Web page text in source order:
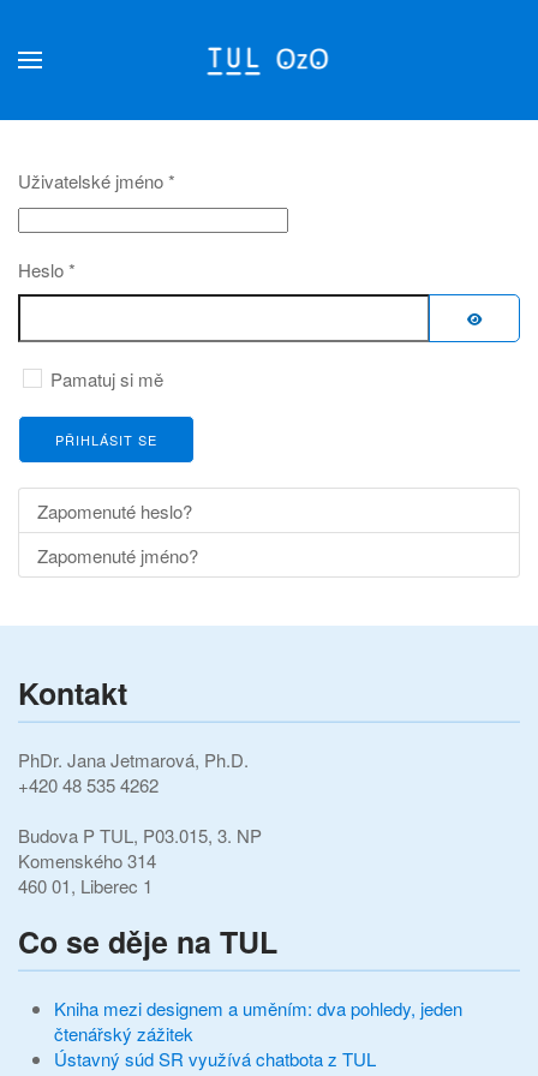
Přejít na hlavní obsah
Uživatelské jméno*
Heslo*
Pamatuj si mě
PŘIHLÁSIT SE
Zapomenuté heslo?
Zapomenuté jméno?
Kontakt
PhDr. Jana Jetmarová, Ph.D.
+420 48 535 4262
Budova P TUL, P03.015, 3. NP
Komenského 314
460 01, Liberec 1
Co se děje na TUL
Kniha mezi designem a uměním: dva pohledy, jeden
čtenářský zážitek
Ústavný súd SR využívá chatbota z TUL